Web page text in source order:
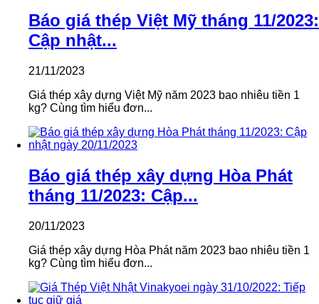
Báo giá thép Việt Mỹ tháng 11/2023:
Cập nhật...
21/11/2023
Giá thép xây dựng Việt Mỹ năm 2023 bao nhiêu tiền 1
kg? Cùng tìm hiểu đơn...
Báo giá thép xây dựng Hòa Phát
tháng 11/2023: Cập...
20/11/2023
Giá thép xây dựng Hòa Phát năm 2023 bao nhiêu tiền 1
kg? Cùng tìm hiểu đơn...